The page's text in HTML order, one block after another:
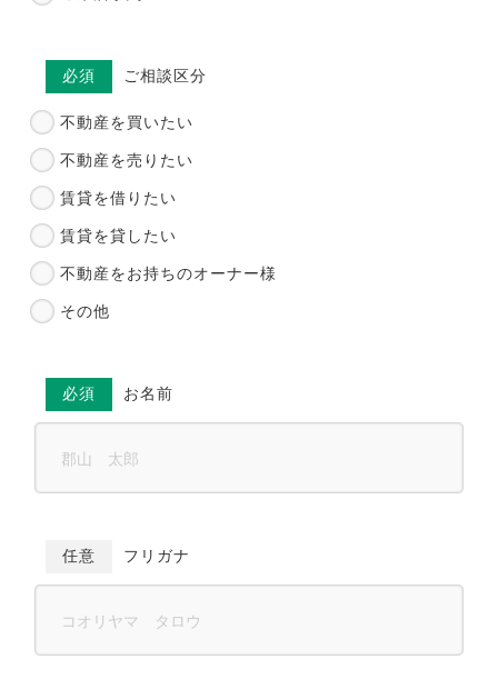
必須 ご相談区分
不動産を買いたい
不動産を売りたい
賃貸を借りたい
賃貸を貸したい
不動産をお持ちのオーナー様
その他
必須 お名前
任意 フリガナ